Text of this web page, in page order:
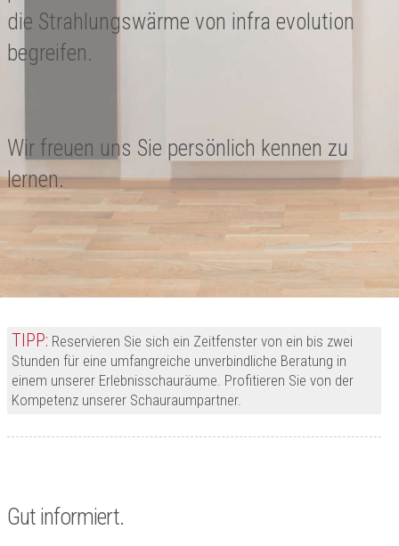
die Strahlungswärme von infra evolution
begreifen.
Wir freuen uns Sie persönlich kennen zu
lernen.
TIPP: Reservieren Sie sich ein Zeitfenster von ein bis zwei
Stunden für eine umfangreiche unverbindliche Beratung in
einem unserer Erlebnisschauräume. Profitieren Sie von der
Kompetenz unserer Schauraumpartner.
Gut informiert.